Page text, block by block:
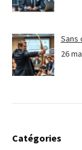
Sans
26
Catégories